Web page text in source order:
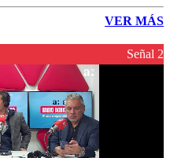
VER MÁS
Señal 2